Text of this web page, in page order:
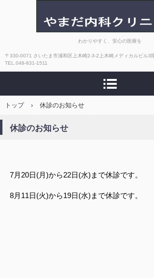
やまだ内科クリニ
わかりやすく、安心の医療を
〒330-0071 さいたま市浦和区上木崎2-3-2上木崎メディカルビル3
TEL.048-831-1511
トップ › 休診のお知らせ
休診のお知らせ
7月20日(月)から22日(水)まで休診です。
8月11日(火)から19日(水)まで休診です。